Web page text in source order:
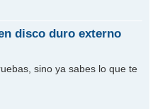
disco duro externo
sino ya sabes lo que te